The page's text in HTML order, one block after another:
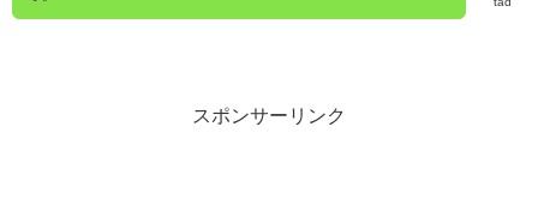
スポンサーリンク